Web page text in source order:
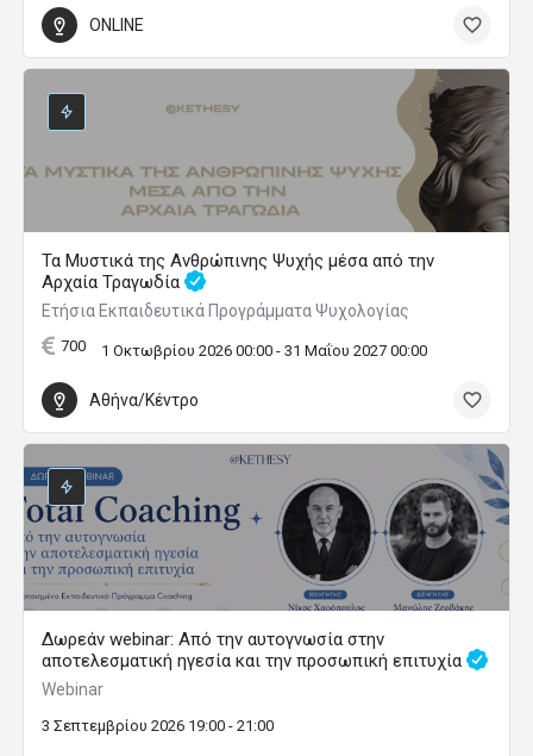
ONLINE
Τα Μυστικά της Ανθρώπινης Ψυχής μέσα από την
Αρχαία Τραγωδία
Ετήσια Εκπαιδευτικά Προγράμματα Ψυχολογίας
700 1 Οκτωβρίου 2026 00:00 - 31 Μαΐου 2027 00:00
Αθήνα/Κέντρο
Δωρεάν webinar: Από την αυτογνωσία στην
αποτελεσματική ηγεσία και την προσωπική επιτυχία
Webinar
3 Σεπτεμβρίου 2026 19:00 - 21:00